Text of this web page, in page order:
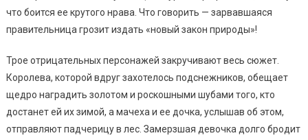
что боится ее крутого нрава. Что говорить — зарвавшаяся
правительница грозит издать «новый закон природы»!
Трое отрицательных персонажей закручивают весь сюжет.
Королева, которой вдруг захотелось подснежников, обещает
щедро наградить золотом и роскошными шубами того, кто
достанет ей их зимой, а мачеха и ее дочка, услышав об этом,
отправляют падчерицу в лес. Замерзшая девочка долго бродит